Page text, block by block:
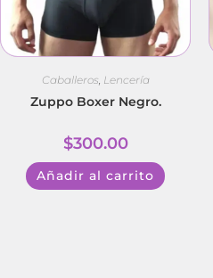
Caballeros, Lencería
Zuppo Boxer Negro.
$300.00
Añadir al carrito